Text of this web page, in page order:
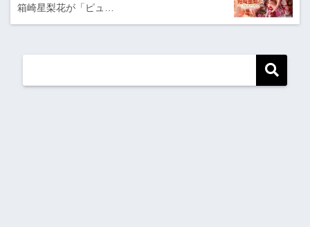
箱崎星梨花が「ピュ…